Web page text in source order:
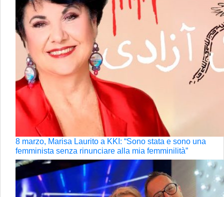
8 marzo, Marisa Laurito a KKI: “Sono stata e sono una
femminista senza rinunciare alla mia femminilità”